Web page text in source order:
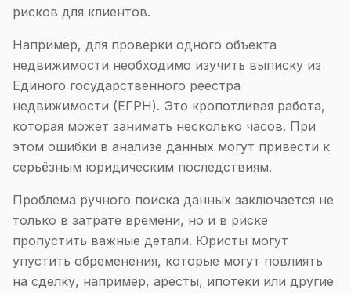
рисков для клиентов.
Например, для проверки одного объекта
недвижимости необходимо изучить выписку из
Единого государственного реестра
недвижимости (ЕГРН). Это кропотливая работа,
которая может занимать несколько часов. При
этом ошибки в анализе данных могут привести к
серьёзным юридическим последствиям.
Проблема ручного поиска данных заключается не
только в затрате времени, но и в риске
пропустить важные детали. Юристы могут
упустить обременения, которые могут повлиять
на сделку, например, аресты, ипотеки или другие